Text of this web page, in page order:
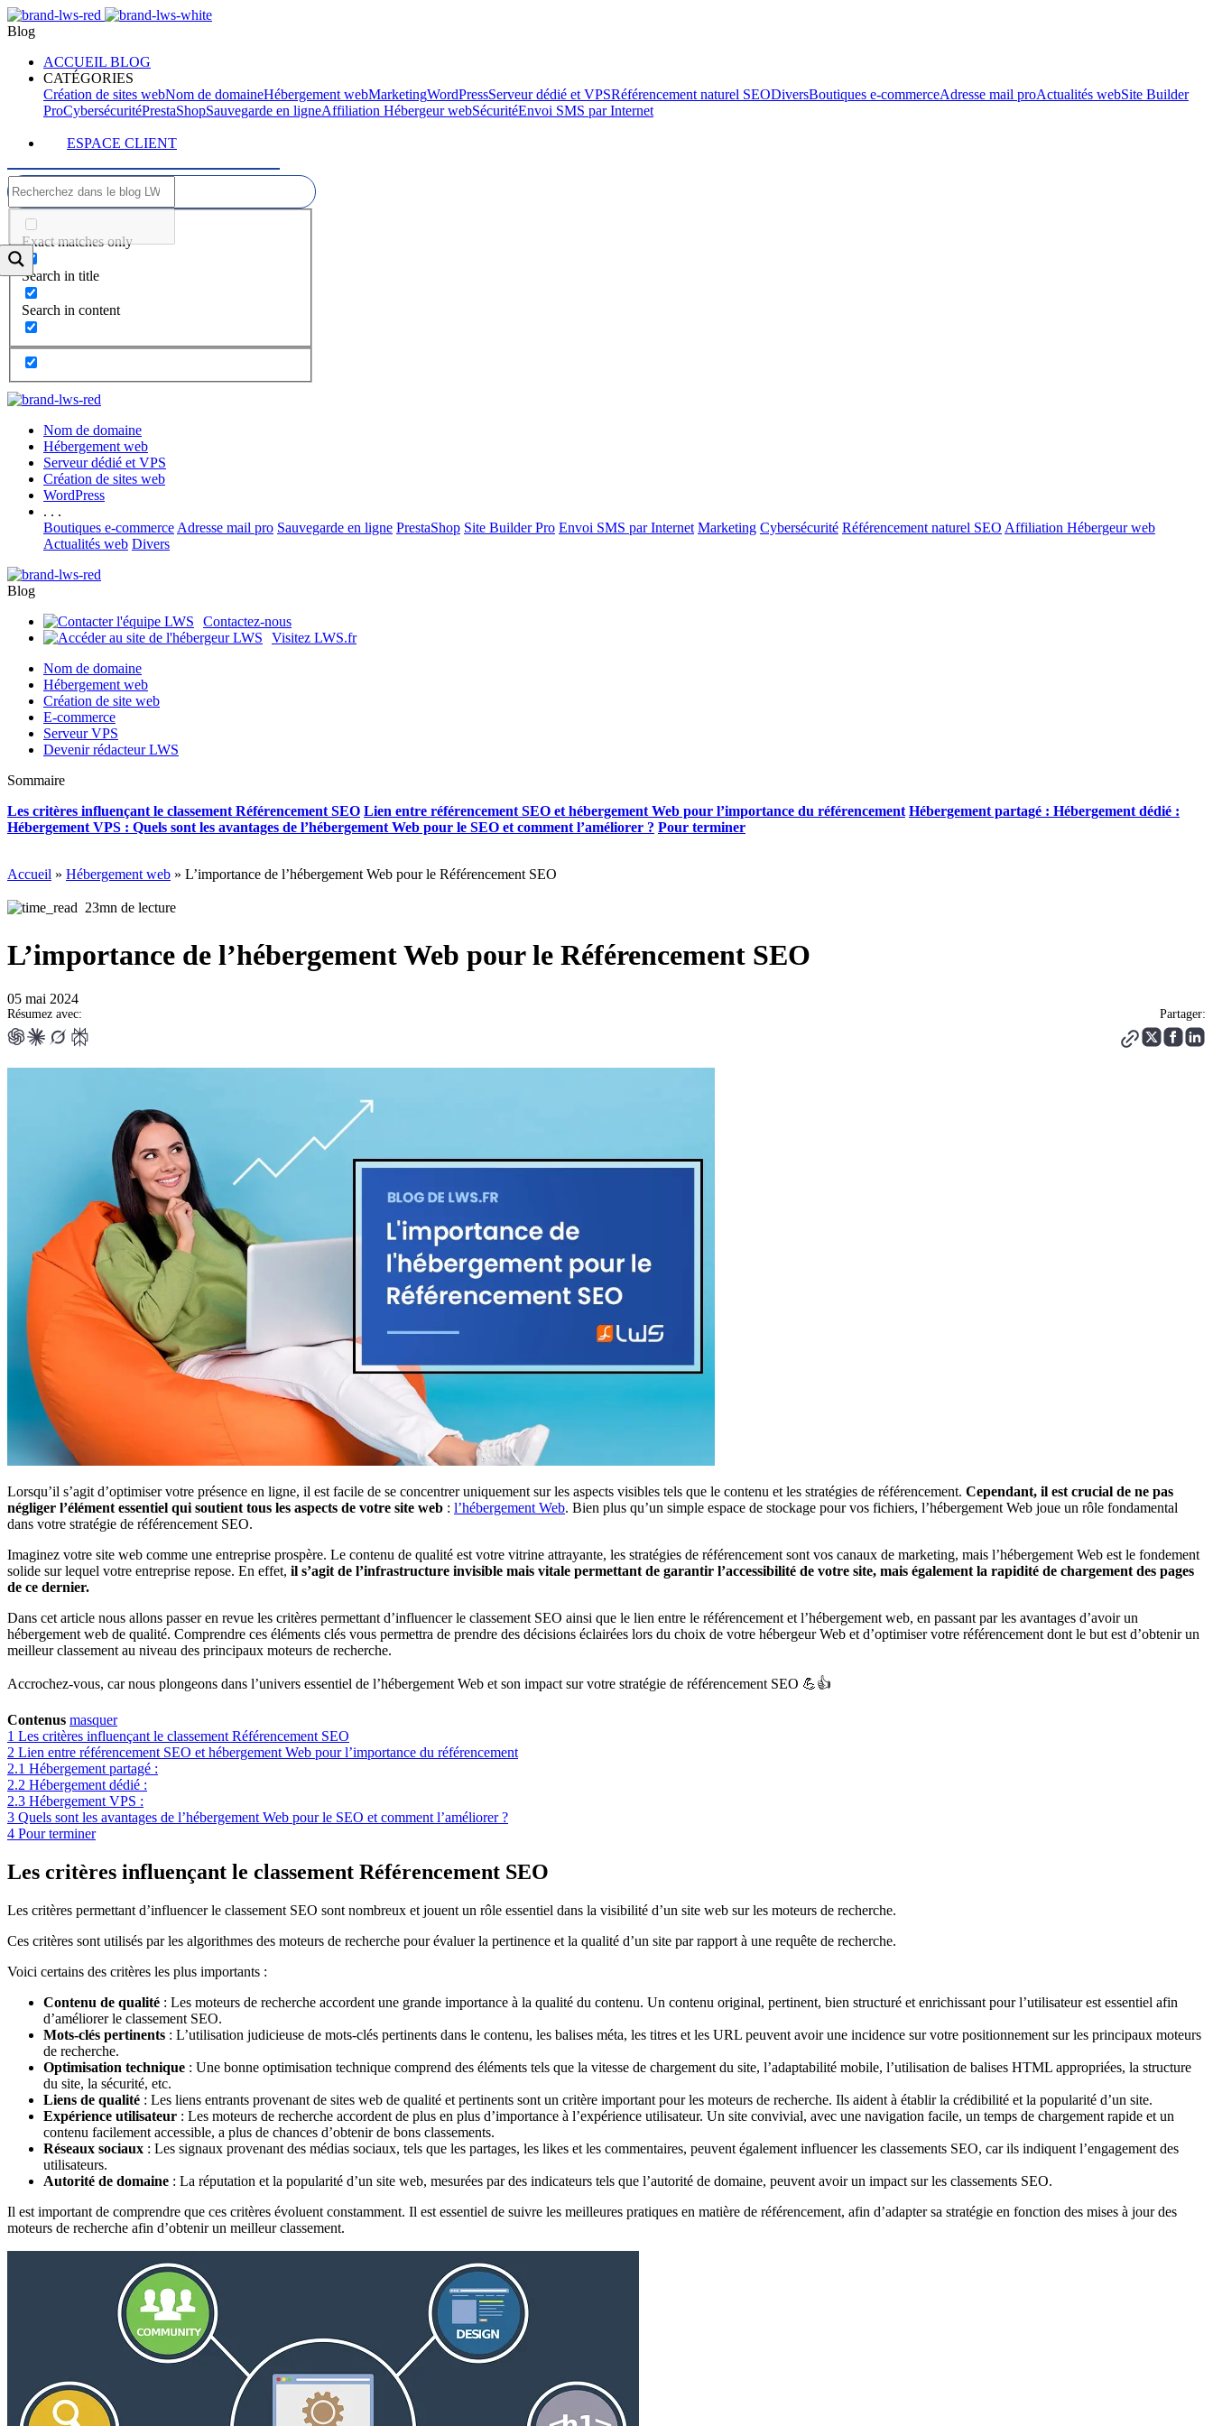
Blog
ACCUEIL BLOG
CATÉGORIES
Création de sites webNom de domaineHébergement webMarketingWordPressServeur dédié et VPSRéférencement naturel SEODiversBoutiques e-commerceAdresse mail proActualités webSite Builder
ProCybersécuritéPrestaShopSauvegarde en ligneAffiliation Hébergeur webSécuritéEnvoi SMS par Internet
ESPACE CLIENT
Exact matches only
Search in title
Search in content
Nom de domaine
Hébergement web
Serveur dédié et VPS
Création de sites web
WordPress
. . .
Boutiques e-commerce Adresse mail pro Sauvegarde en ligne PrestaShop Site Builder Pro Envoi SMS par Internet Marketing Cybersécurité Référencement naturel SEO Affiliation Hébergeur web
Actualités web Divers
Blog
Contactez-nous
Visitez LWS.fr
Nom de domaine
Hébergement web
Création de site web
E-commerce
Serveur VPS
Devenir rédacteur LWS
Sommaire
Les critères influençant le classement Référencement SEO Lien entre référencement SEO et hébergement Web pour l’importance du référencement Hébergement partagé : Hébergement dédié :
Hébergement VPS : Quels sont les avantages de l’hébergement Web pour le SEO et comment l’améliorer ? Pour terminer
Accueil » Hébergement web » L’importance de l’hébergement Web pour le Référencement SEO
23mn de lecture
L’importance de l’hébergement Web pour le Référencement SEO
05 mai 2024
Résumez avec: Partager:
Lorsqu’il s’agit d’optimiser votre présence en ligne, il est facile de se concentrer uniquement sur les aspects visibles tels que le contenu et les stratégies de référencement. Cependant, il est crucial de ne pas
négliger l’élément essentiel qui soutient tous les aspects de votre site web : l’hébergement Web. Bien plus qu’un simple espace de stockage pour vos fichiers, l’hébergement Web joue un rôle fondamental
dans votre stratégie de référencement SEO.
Imaginez votre site web comme une entreprise prospère. Le contenu de qualité est votre vitrine attrayante, les stratégies de référencement sont vos canaux de marketing, mais l’hébergement Web est le fondement
solide sur lequel votre entreprise repose. En effet, il s’agit de l’infrastructure invisible mais vitale permettant de garantir l’accessibilité de votre site, mais également la rapidité de chargement des pages
de ce dernier.
Dans cet article nous allons passer en revue les critères permettant d’influencer le classement SEO ainsi que le lien entre le référencement et l’hébergement web, en passant par les avantages d’avoir un
hébergement web de qualité. Comprendre ces éléments clés vous permettra de prendre des décisions éclairées lors du choix de votre hébergeur Web et d’optimiser votre référencement dont le but est d’obtenir un
meilleur classement au niveau des principaux moteurs de recherche.
Accrochez-vous, car nous plongeons dans l’univers essentiel de l’hébergement Web et son impact sur votre stratégie de référencement SEO 💪👍
Contenus masquer
1 Les critères influençant le classement Référencement SEO
2 Lien entre référencement SEO et hébergement Web pour l’importance du référencement
2.1 Hébergement partagé :
2.2 Hébergement dédié :
2.3 Hébergement VPS :
3 Quels sont les avantages de l’hébergement Web pour le SEO et comment l’améliorer ?
4 Pour terminer
Les critères influençant le classement Référencement SEO
Les critères permettant d’influencer le classement SEO sont nombreux et jouent un rôle essentiel dans la visibilité d’un site web sur les moteurs de recherche.
Ces critères sont utilisés par les algorithmes des moteurs de recherche pour évaluer la pertinence et la qualité d’un site par rapport à une requête de recherche.
Voici certains des critères les plus importants :
Contenu de qualité : Les moteurs de recherche accordent une grande importance à la qualité du contenu. Un contenu original, pertinent, bien structuré et enrichissant pour l’utilisateur est essentiel afin
d’améliorer le classement SEO.
Mots-clés pertinents : L’utilisation judicieuse de mots-clés pertinents dans le contenu, les balises méta, les titres et les URL peuvent avoir une incidence sur votre positionnement sur les principaux moteurs
de recherche.
Optimisation technique : Une bonne optimisation technique comprend des éléments tels que la vitesse de chargement du site, l’adaptabilité mobile, l’utilisation de balises HTML appropriées, la structure
du site, la sécurité, etc.
Liens de qualité : Les liens entrants provenant de sites web de qualité et pertinents sont un critère important pour les moteurs de recherche. Ils aident à établir la crédibilité et la popularité d’un site.
Expérience utilisateur : Les moteurs de recherche accordent de plus en plus d’importance à l’expérience utilisateur. Un site convivial, avec une navigation facile, un temps de chargement rapide et un
contenu facilement accessible, a plus de chances d’obtenir de bons classements.
Réseaux sociaux : Les signaux provenant des médias sociaux, tels que les partages, les likes et les commentaires, peuvent également influencer les classements SEO, car ils indiquent l’engagement des
utilisateurs.
Autorité de domaine : La réputation et la popularité d’un site web, mesurées par des indicateurs tels que l’autorité de domaine, peuvent avoir un impact sur les classements SEO.
Il est important de comprendre que ces critères évoluent constamment. Il est essentiel de suivre les meilleures pratiques en matière de référencement, afin d’adapter sa stratégie en fonction des mises à jour des
moteurs de recherche afin d’obtenir un meilleur classement.